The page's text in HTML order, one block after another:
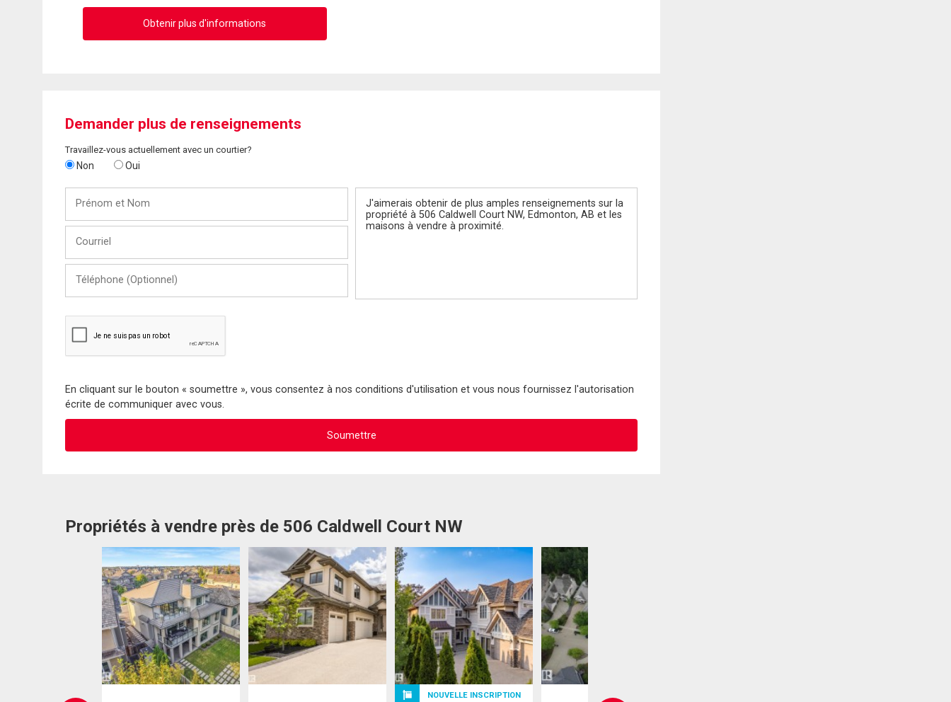
Obtenir plus d'informations
Demander plus de renseignements
Travaillez-vous actuellement avec un courtier?
Non Oui
Nom
(Optionnel)
En cliquant sur le bouton « soumettre », vous consentez à nos conditions d'utilisation et vous nous fournissez l'autorisation
écrite de communiquer avec vous.
Propriétés à vendre près de 506 Caldwell Court NW
NOUVELLE INSCRIPTION